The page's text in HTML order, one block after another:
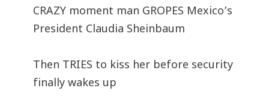
CRAZY moment man GROPES Mexico’s
President Claudia Sheinbaum
Then TRIES to kiss her before security
finally wakes up